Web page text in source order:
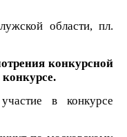
области, пл.
конкурсной
в конкурсе